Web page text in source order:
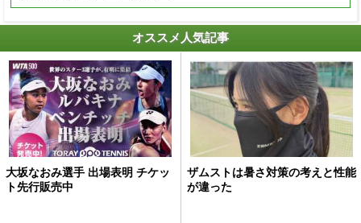
オススメ人気記事
大坂なおみ選手 出場表明 チケッ
ト先行販売中
ザムストは暑さ対策の考えと性能
が違った